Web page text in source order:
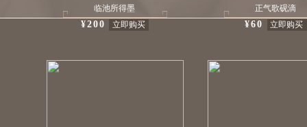
临池所得墨
¥200 立即购买
正气歌砚滴
¥60 立即购买